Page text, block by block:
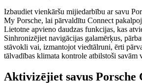
Izbaudiet vienkāršu mijiedarbību ar savu
My Porsche, lai pārvaldītu Connect
Lietotne apvieno daudzas funkcijas, kas
Sinhronizējiet navigācijas galamērķus,
stāvokli vai, izmantojot viedtālruni, ērti
tālvadības klimata kontrole atbilstoši savām
Aktivizējiet savus Porsche